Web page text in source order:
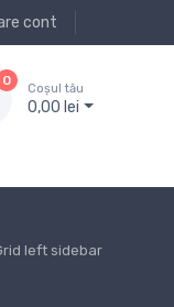
cont
0
Coșul tău
0,00 lei
left sidebar